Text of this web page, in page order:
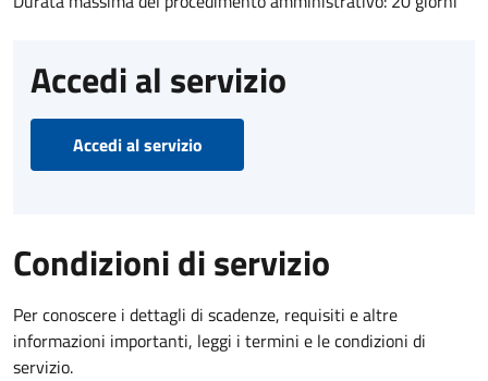
Accedi al servizio
Accedi al servizio
Condizioni di servizio
Per conoscere i dettagli di scadenze, requisiti e altre
informazioni importanti, leggi i termini e le condizioni di
servizio.